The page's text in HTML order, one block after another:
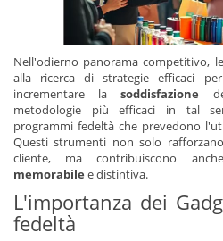
Nell'odierno panorama competitivo,
alla ricerca di strategie efficaci per
incrementare lasoddisfazione
metodologie più efficaci in tal
programmi fedeltà che prevedono
Questi strumenti non solo
cliente, ma contribuiscono
memorabile e distintiva.
L'importanza dei
fedeltà